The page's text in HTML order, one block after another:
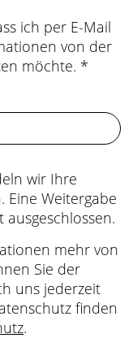
ich per E-Mail
von der
möchte. *
wir Ihre
Weitergabe
mehr von
Sie der
uns jederzeit
finden
.